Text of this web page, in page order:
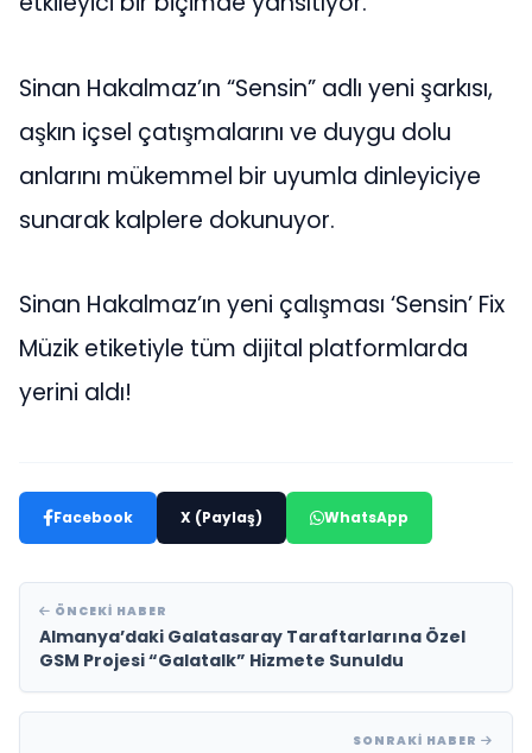
Sinan Hakalmaz’ın “Sensin” adlı yeni şarkısı,
aşkın içsel çatışmalarını ve duygu dolu
anlarını mükemmel bir uyumla dinleyiciye
sunarak kalplere dokunuyor.
Sinan Hakalmaz’ın yeni çalışması ‘Sensin’ Fix
Müzik etiketiyle tüm dijital platformlarda
yerini aldı!
Facebook X (Paylaş) WhatsApp
ÖNCEKI HABER
Almanya’daki Galatasaray Taraftarlarına Özel
GSM Projesi “Galatalk” Hizmete Sunuldu
SONRAKI HABER